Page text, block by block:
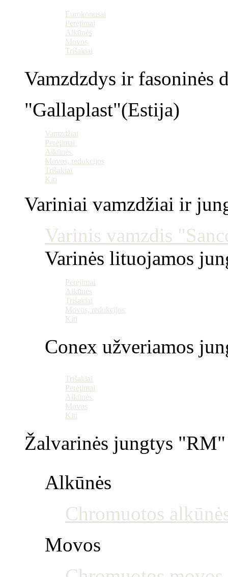
Eurokonusai
Perėjimai
Alkūnės
Movos
Trišakiai
Vamzdzdys ir fasoninės
"Gallaplast"(Estija)
Vamzdžiai
Perėjimai
Alkūnės
Movos, redukcijos
Trišakiai
Kiti
Variniai vamzdžiai ir
Varinis vamzdis
Varinės lituojamos
Perėjimai
Alkūnės
Trišakiai
Movos, redukcijos
Kiti
Conex užveriamos
Trišakiai
Perėjimai
Alkūnės
Movos
Kiti
Žalvarinės jungtys
Alkūnės
Chromuotos
Movos